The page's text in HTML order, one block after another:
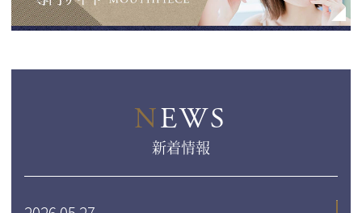
NEWS
新着情報